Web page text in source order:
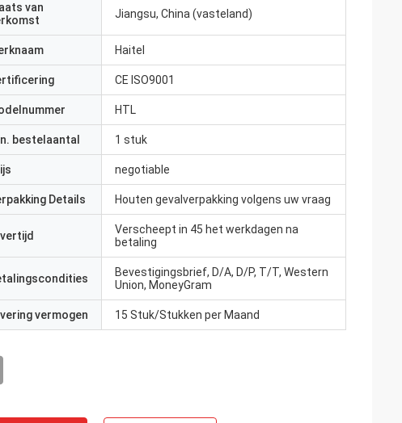
van
Jiangsu, China (vasteland)
Haitel
CE ISO9001
HTL
bestelaantal 1 stuk
negotiable
Details Houten gevalverpakking volgens uw vraag
Verscheept in 45 het werkdagen na
betaling
Bevestigingsbrief, D/A, D/P, T/T, Western
Union, MoneyGram
vermogen 15 Stuk/Stukken per Maand